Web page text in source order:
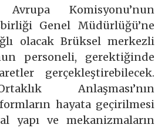
Komisyonu’nun
Genel Müdürlüğü’ne
olacak Brüksel merkezli
personeli, gerektiğinde
gerçekleştirebilecek.
Anlaşması’nın
hayata geçirilmesi
yapı ve mekanizmaların